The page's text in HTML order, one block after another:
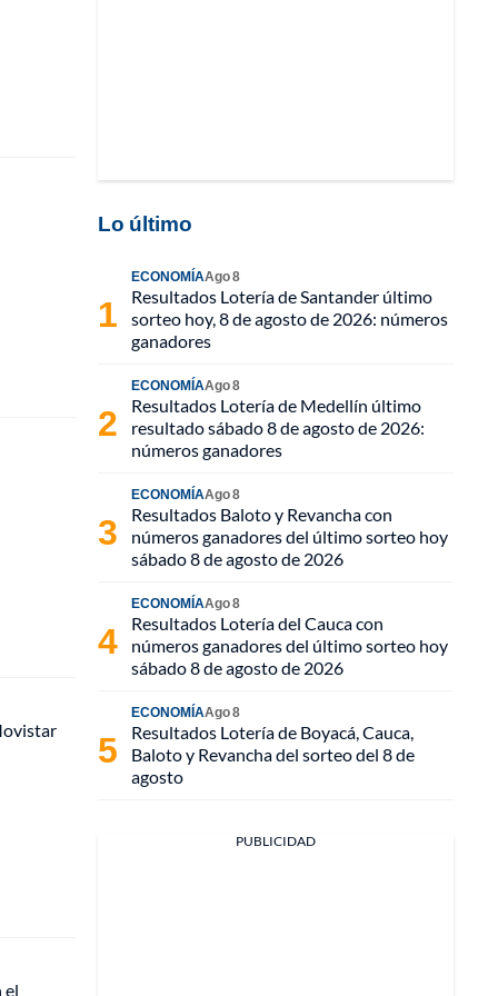
el
Lo último
ECONOMÍAAgo 8
Resultados Lotería de Santander último
sorteo hoy, 8 de agosto de 2026: números
ganadores
ECONOMÍAAgo 8
Resultados Lotería de Medellín último
resultado sábado 8 de agosto de 2026:
números ganadores
ECONOMÍAAgo 8
Resultados Baloto y Revancha con
números ganadores del último sorteo hoy
sábado 8 de agosto de 2026
ECONOMÍAAgo 8
Resultados Lotería del Cauca con
números ganadores del último sorteo hoy
sábado 8 de agosto de 2026
ECONOMÍAAgo 8
Resultados Lotería de Boyacá, Cauca,
Baloto y Revancha del sorteo del 8 de
agosto
PUBLICIDAD